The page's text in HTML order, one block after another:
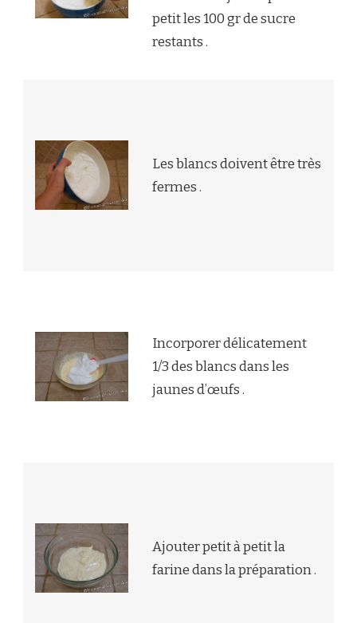
petit les 100 gr de sucre
restants .
Les blancs doivent être très
fermes .
Incorporer délicatement
1/3 des blancs dans les
jaunes d’œufs .
Ajouter petit à petit la
farine dans la préparation .